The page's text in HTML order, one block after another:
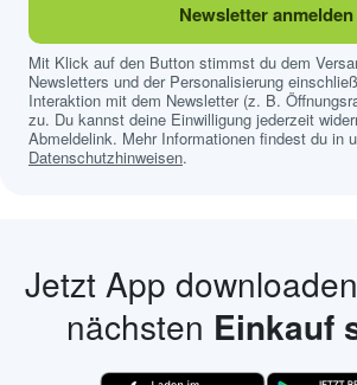
Newsletter anmelden
Mit Klick auf den Button stimmst du dem
Newsletters und der Personalisierung
Interaktion mit dem Newsletter (z. B.
zu. Du kannst deine Einwilligung jederzeit
Abmeldelink. Mehr Informationen findest du in
Datenschutzhinweisen.
Jetzt App
nächsten Einkauf